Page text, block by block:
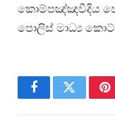
කොම්පඤ්ඤවීදිය
පොලිස් මාධ්‍ය
FacebookTwitter